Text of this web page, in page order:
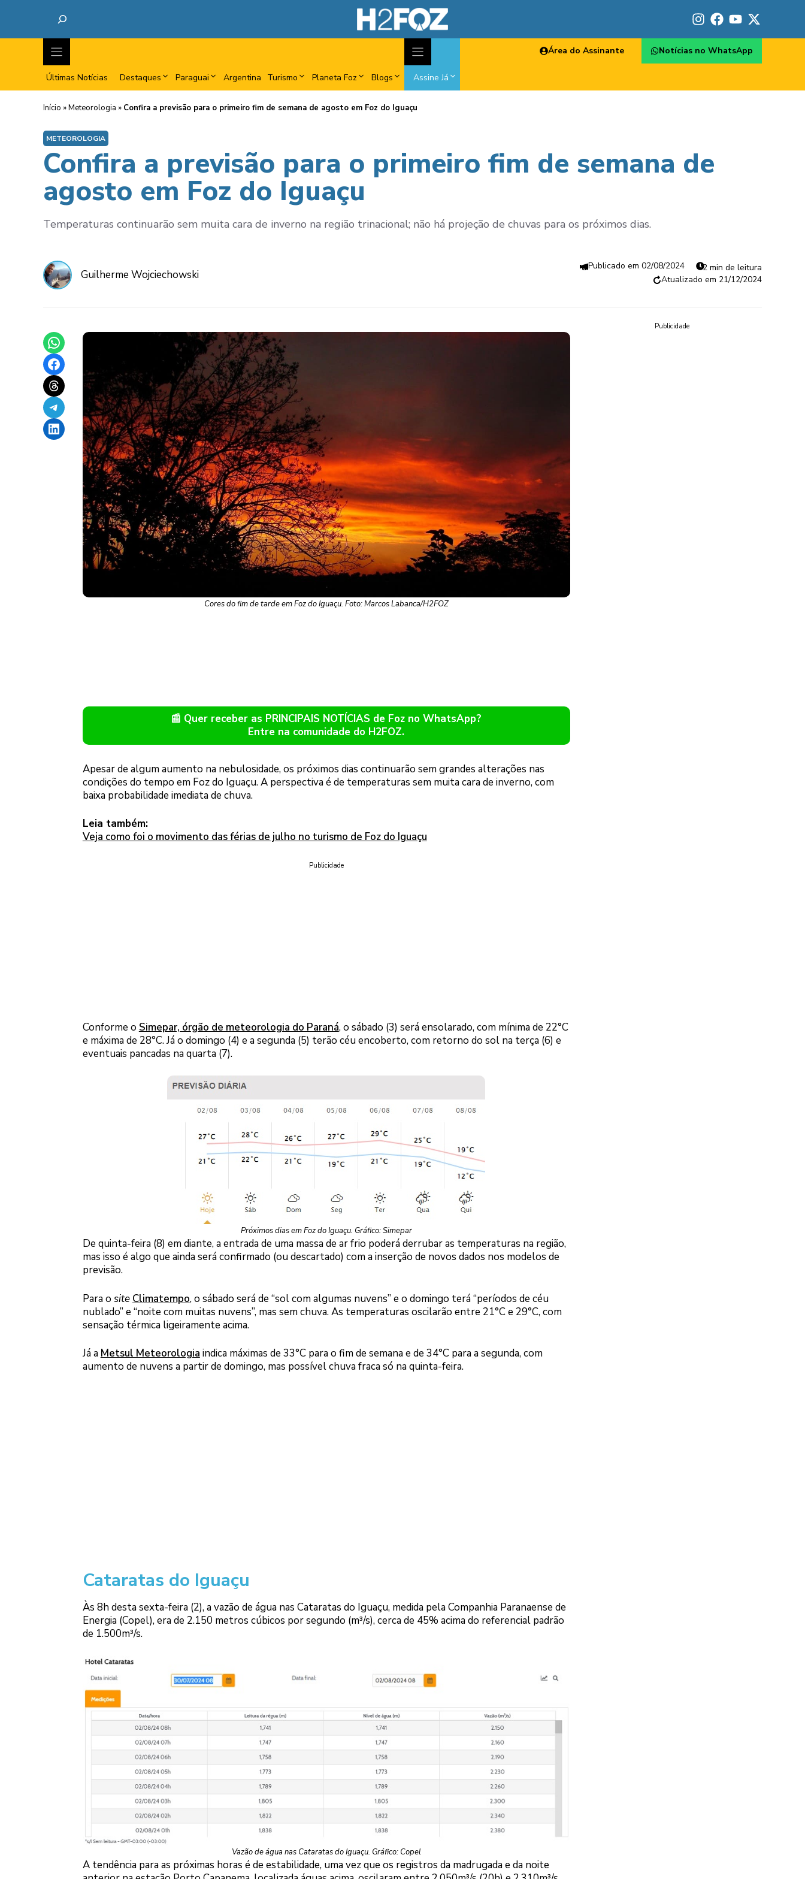
Últimas Notícias Destaques Paraguai Argentina Turismo Planeta Foz Blogs Assine Já
Área do Assinante Notícias no WhatsApp
Início »Meteorologia » Confira a previsão para o primeiro fim de semana de agosto em Foz do Iguaçu
METEOROLOGIA
Confira a previsão para o primeiro fim de semana de
agosto em Foz do Iguaçu
Temperaturas continuarão sem muita cara de inverno na região trinacional; não há projeção de chuvas para os próximos dias.
Guilherme Wojciechowski
02/08/2024
2 min de leitura
21/12/2024
Share on WhatsApp
Share on Facebook
Share on Threads
Share on Telegram
Share on LinkedIn
Cores do fim de tarde em Foz do Iguaçu. Foto: Marcos Labanca/H2FOZ
📰 Quer receber as PRINCIPAIS NOTÍCIAS de Foz no WhatsApp?
Entre na comunidade do H2FOZ.
Apesar de algum aumento na nebulosidade, os próximos dias continuarão sem grandes alterações nas
condições do tempo em Foz do Iguaçu. A perspectiva é de temperaturas sem muita cara de inverno, com
baixa probabilidade imediata de chuva.
Leia também:
Veja como foi o movimento das férias de julho no turismo de Foz do Iguaçu
Publicidade
Conforme o Simepar, órgão de meteorologia do Paraná, o sábado (3) será ensolarado, com mínima de 22°C
e máxima de 28°C. Já o domingo (4) e a segunda (5) terão céu encoberto, com retorno do sol na terça (6) e
eventuais pancadas na quarta (7).
Próximos dias em Foz do Iguaçu. Gráfico: Simepar
De quinta-feira (8) em diante, a entrada de uma massa de ar frio poderá derrubar as temperaturas na região,
mas isso é algo que ainda será confirmado (ou descartado) com a inserção de novos dados nos modelos de
previsão.
Para o site Climatempo, o sábado será de “sol com algumas nuvens” e o domingo terá “períodos de céu
nublado” e “noite com muitas nuvens”, mas sem chuva. As temperaturas oscilarão entre 21°C e 29°C, com
sensação térmica ligeiramente acima.
Já a Metsul Meteorologia indica máximas de 33°C para o fim de semana e de 34°C para a segunda, com
aumento de nuvens a partir de domingo, mas possível chuva fraca só na quinta-feira.
Cataratas do Iguaçu
Às 8h desta sexta-feira (2), a vazão de água nas Cataratas do Iguaçu, medida pela Companhia Paranaense de
Energia (Copel), era de 2.150 metros cúbicos por segundo (m³/s), cerca de 45% acima do referencial padrão
de 1.500m³/s.
Vazão de água nas Cataratas do Iguaçu. Gráfico: Copel
A tendência para as próximas horas é de estabilidade, uma vez que os registros da madrugada e da noite
Publicidade